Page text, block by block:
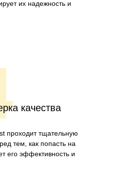
их надежность и
качества
проходит тщательную
тем, как попасть на
его эффективность и